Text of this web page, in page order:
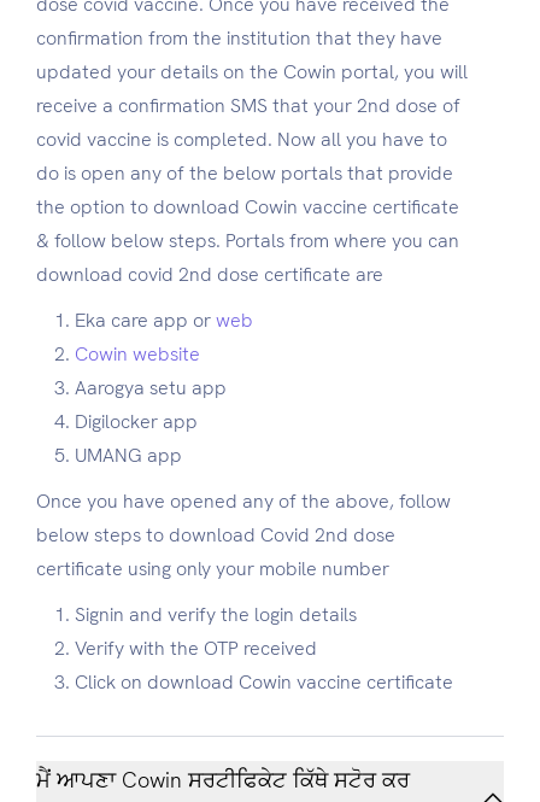
confirmation from the institution that they have
updated your details on the Cowin portal, you will
receive a confirmation SMS that your 2nd dose of
covid vaccine is completed. Now all you have to
do is open any of the below portals that provide
the option to download Cowin vaccine certificate
& follow below steps. Portals from where you can
download covid 2nd dose certificate are
Eka care app orweb
Cowin website
Aarogya setu app
Digilocker app
UMANG app
Once you have opened any of the above, follow
below steps to download Covid 2nd dose
certificate using only your mobile number
Signin and verify the login details
Verify with the OTP received
Click on download Cowin vaccine certificate
ਮੈਂ ਆਪਣਾ Cowin ਸਰਟੀਫਿਕੇਟ ਕਿੱਥੇ ਸਟੋਰ ਕਰ